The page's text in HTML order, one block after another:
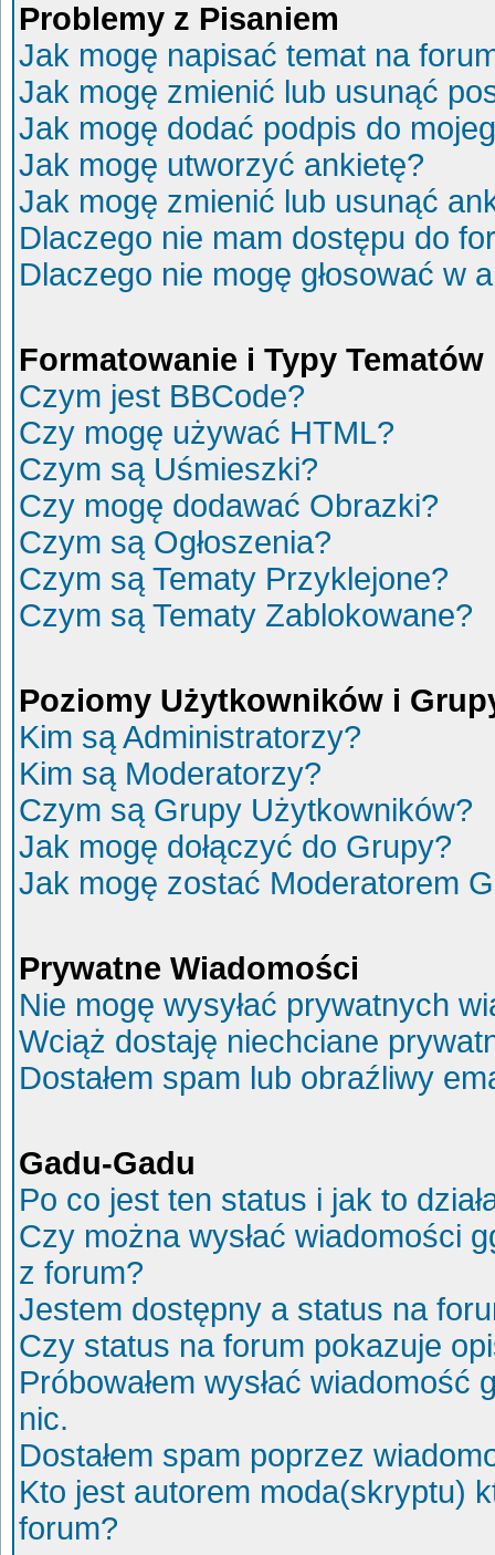
Problemy z Pisaniem
Jak mogę napisać temat na
Jak mogę zmienić lub usunąć
Jak mogę dodać podpis do
Jak mogę utworzyć ankietę?
Jak mogę zmienić lub usunąć
Dlaczego nie mam dostępu do
Dlaczego nie mogę głosować w
Formatowanie i Typy Tematów
Czym jest BBCode?
Czy mogę używać HTML?
Czym są Uśmieszki?
Czy mogę dodawać Obrazki?
Czym są Ogłoszenia?
Czym są Tematy Przyklejone?
Czym są Tematy Zablokowane?
Poziomy Użytkowników i
Kim są Administratorzy?
Kim są Moderatorzy?
Czym są Grupy Użytkowników?
Jak mogę dołączyć do Grupy?
Jak mogę zostać Moderatorem
Prywatne Wiadomości
Nie mogę wysyłać prywatnych
Wciąż dostaję niechciane
Dostałem spam lub obraźliwy
Gadu-Gadu
Po co jest ten status i jak to
Czy można wysłać wiadomości
z forum?
Jestem dostępny a status na
Czy status na forum pokazuje
Próbowałem wysłać
nic.
Dostałem spam poprzez
Kto jest autorem moda(skryptu)
forum?